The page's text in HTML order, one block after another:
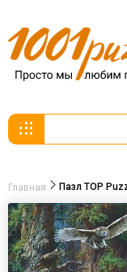
Главная Пазл TOP